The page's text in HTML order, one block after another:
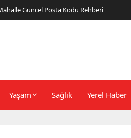
Yaşam Sağlık Yerel Haber